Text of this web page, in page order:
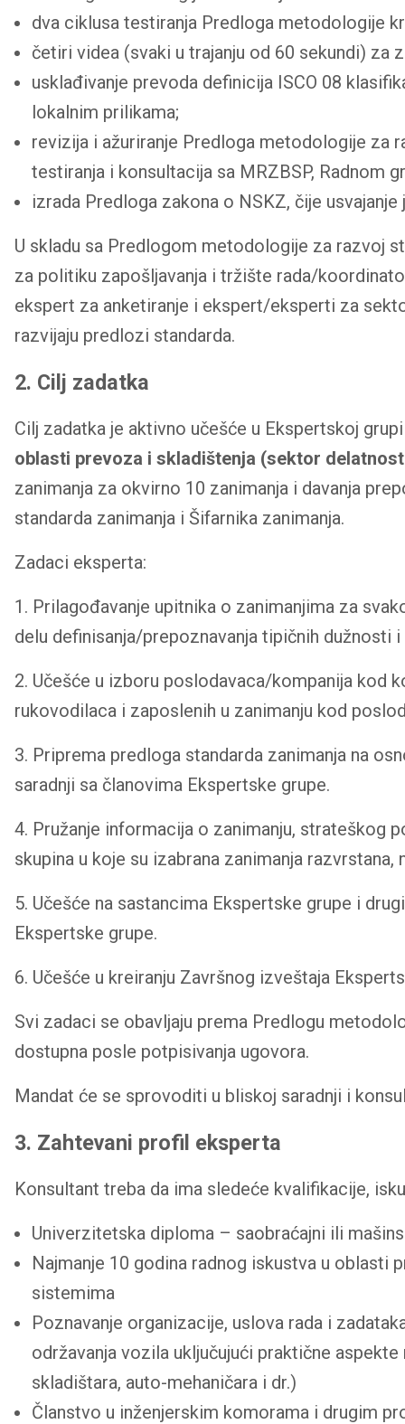
dva ciklusa testiranja Predloga metodologije
četiri videa (svaki u trajanju od 60 sekundi) za
usklađivanje prevoda definicija ISCO 08
lokalnim prilikama;
revizija i ažuriranje Predloga metodologije za
testiranja i konsultacija sa MRZBSP, Radnom
izrada Predloga zakona o NSKZ, čije
U skladu sa Predlogom metodologije za razvoj
za politiku zapošljavanja i tržište rada/
ekspert za anketiranje i ekspert/eksperti za
razvijaju predlozi standarda.
2. Cilj zadatka
Cilj zadatka je aktivno učešće u Ekspertskoj
oblasti prevoza i skladištenja (sektor
zanimanja za okvirno 10 zanimanja i davanja
standarda zanimanja i Šifarnika zanimanja.
Zadaci eksperta:
1. Prilagođavanje upitnika o zanimanjima za
delu definisanja/prepoznavanja tipičnih dužnosti
2. Učešće u izboru poslodavaca/kompanija kod
rukovodilaca i zaposlenih u zanimanju kod
3. Priprema predloga standarda zanimanja na
saradnji sa članovima Ekspertske grupe.
4. Pružanje informacija o zanimanju, strateškog
skupina u koje su izabrana zanimanja
5. Učešće na sastancima Ekspertske grupe i
Ekspertske grupe.
6. Učešće u kreiranju Završnog izveštaja
Svi zadaci se obavljaju prema Predlogu
dostupna posle potpisivanja ugovora.
Mandat će se sprovoditi u bliskoj saradnji i
3. Zahtevani profil eksperta
Konsultant treba da ima sledeće kvalifikacije,
Univerzitetska diploma – saobraćajni ili
Najmanje 10 godina radnog iskustva u oblasti
sistemima
Poznavanje organizacije, uslova rada i
održavanja vozila uključujući praktične
skladištara, auto-mehaničara i dr.)
Članstvo u inženjerskim komorama i drugim